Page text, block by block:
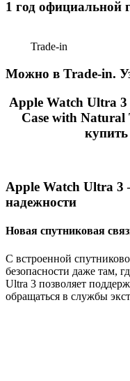
1 год официальной
Trade-in
Можно в Trade-in.
Apple Watch Ultra
Case with
Apple Watch Ultra
надежности
Новая спутниковая
С встроенной
безопасности даже там,
Ultra 3 позволяет
обращаться в службы